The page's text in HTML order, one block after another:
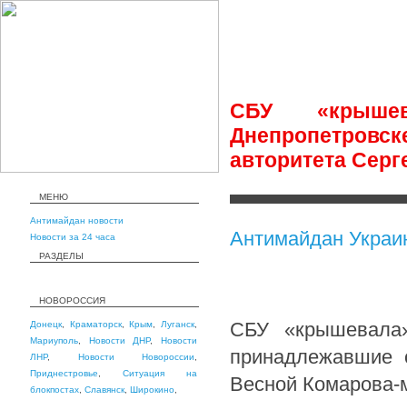
СБУ
авторитета
МЕНЮ
Антимайдан новости
Новости за 24 часа
РАЗДЕЛЫ
НОВОРОССИЯ
Донецк Краматорск,Крым Луганск
Мариуполь
Новости ДНР,Новости
ЛНР, Новости Новороссии
Приднестровье
Ситуация на
блокпостах Славянск Широкино
Антимайдан
СБУ
принадлежавшие
Весной